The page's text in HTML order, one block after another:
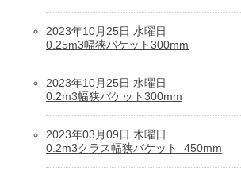
2023年10月25日 水曜日
0.25m3幅狭バケット300mm
2023年10月25日 水曜日
0.2m3幅狭バケット300mm
2023年03月09日 木曜日
0.2m3クラス幅狭バケット_450mm